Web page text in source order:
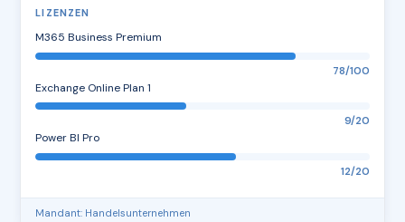
LIZENZEN
M365 Business Premium
78/100
Exchange Online Plan 1
9/20
Power BI Pro
12/20
Mandant: Handelsunternehmen